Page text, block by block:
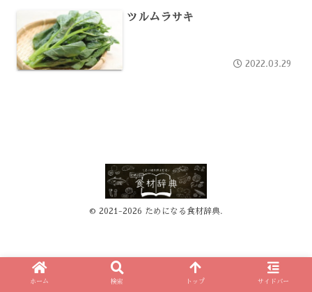
ツルムラサキ
2022.03.29
© 2021-2026 ためになる食材辞典.
ホーム 検索 トップ サイドバー